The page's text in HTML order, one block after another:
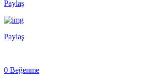
Paylaş
Paylaş
0 Beğenme